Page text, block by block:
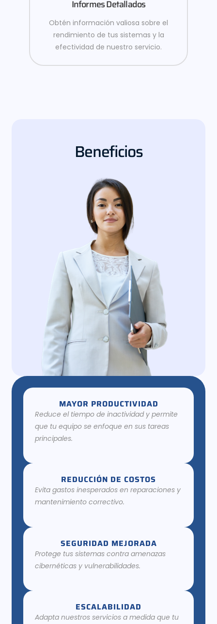
Informes Detallados
Obtén información valiosa sobre el
rendimiento de tus sistemas y la
efectividad de nuestro servicio.
MAYOR PRODUCTIVIDAD
Reduce el tiempo de inactividad y permite
que tu equipo se enfoque en sus tareas
principales.
REDUCCIÓN DE COSTOS
Evita gastos inesperados en reparaciones y
mantenimiento correctivo.
SEGURIDAD MEJORADA
Protege tus sistemas contra amenazas
cibernéticas y vulnerabilidades.
ESCALABILIDAD
Adapta nuestros servicios a medida que tu
Beneficios